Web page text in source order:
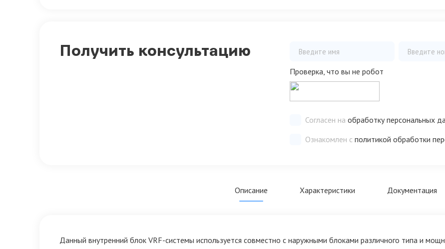
Получить консультацию
Проверка, что вы не робот
Согласен наобработку персональных
Ознакомлен сполитикой обработки
Описание Характеристики Документация
Данный внутренний блок VRF-системы используется совместно с наружными блоками различного типа и